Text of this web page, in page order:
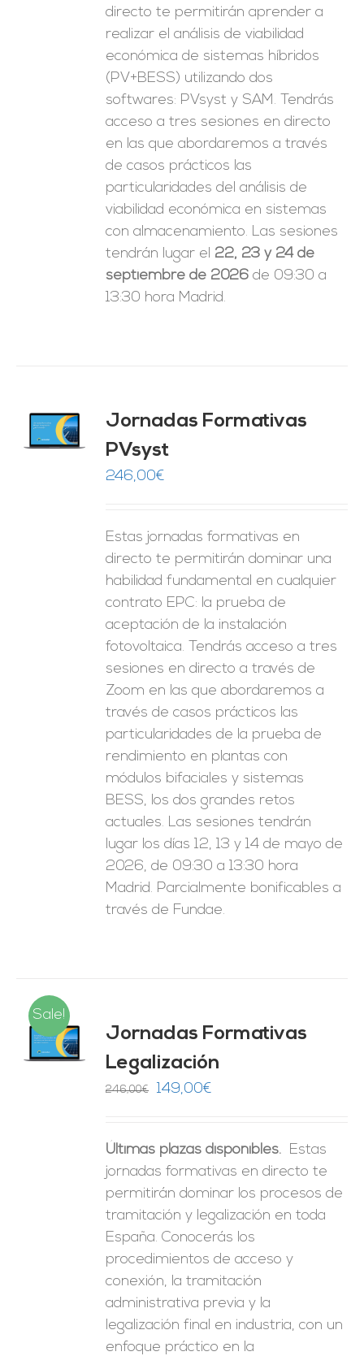
directo te permitirán aprender a
realizar el análisis de viabilidad
económica de sistemas híbridos
(PV+BESS) utilizando dos
softwares: PVsyst y SAM. Tendrás
acceso a tres sesiones en directo
en las que abordaremos a través
de casos prácticos las
particularidades del análisis de
viabilidad económica en sistemas
con almacenamiento. Las sesiones
tendrán lugar el 22, 23 y 24 de
septiembre de 2026 de 09:30 a
13:30 hora Madrid.
Jornadas Formativas
PVsyst
246,00€
Estas jornadas formativas en
directo te permitirán dominar una
habilidad fundamental en cualquier
contrato EPC: la prueba de
aceptación de la instalación
fotovoltaica. Tendrás acceso a tres
sesiones en directo a través de
Zoom en las que abordaremos a
través de casos prácticos las
particularidades de la prueba de
rendimiento en plantas con
módulos bifaciales y sistemas
BESS, los dos grandes retos
actuales. Las sesiones tendrán
lugar los días 12, 13 y 14 de mayo de
2026, de 09:30 a 13:30 hora
Madrid. Parcialmente bonificables a
través de Fundae.
Sale!
Jornadas Formativas
Legalización
246,00€
El
era:
246,00€.
149,00€
es:
149,00€.
Últimas plazas disponibles. Estas
jornadas formativas en directo te
permitirán dominar los procesos de
tramitación y legalización en toda
España. Conocerás los
procedimientos de acceso y
conexión, la tramitación
administrativa previa y la
legalización final en industria, con un
enfoque práctico en la